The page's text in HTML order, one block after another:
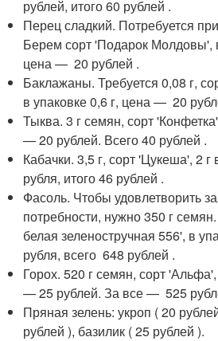
рублей, итого 60 рублей .
Перец сладкий. Потребуется
Берем сорт 'Подарок Молдовы',
цена — 20 рублей .
Баклажаны. Требуется 0,08 г,
в упаковке 0,6 г, цена — 20
Тыква. 3 г семян, сорт
— 20 рублей. Всего 40 рублей .
Кабачки. 3,5 г, сорт 'Цукеша', 2 г
рубля, итого 46 рублей .
Фасоль. Чтобы удовлетворить
потребности, нужно 350 г
белая зеленостручная 556', в
рубля, всего 648 рублей .
Горох. 520 г семян, сорт
— 25 рублей. За все — 525
Пряная зелень: укроп ( 20
рублей ), базилик ( 25 рублей ).